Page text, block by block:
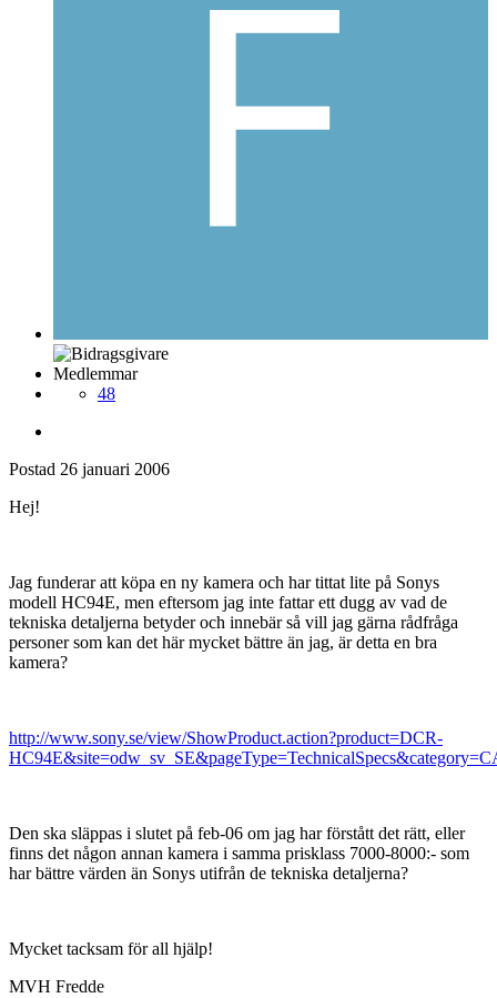
Medlemmar
48
Postad 26 januari 2006
Hej!
Jag funderar att köpa en ny kamera och har tittat lite på Sonys
modell HC94E, men eftersom jag inte fattar ett dugg av vad de
tekniska detaljerna betyder och innebär så vill jag gärna rådfråga
personer som kan det här mycket bättre än jag, är detta en bra
kamera?
http://www.sony.se/view/ShowProduct.action?product=DCR-
Den ska släppas i slutet på feb-06 om jag har förstått det rätt, eller
finns det någon annan kamera i samma prisklass 7000-8000:- som
har bättre värden än Sonys utifrån de tekniska detaljerna?
Mycket tacksam för all hjälp!
MVH Fredde